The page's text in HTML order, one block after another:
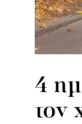
4
τον